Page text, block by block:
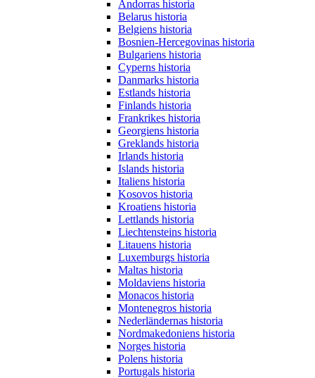
Andorras historia
Belarus historia
Belgiens historia
Bosnien-Hercegovinas historia
Bulgariens historia
Cyperns historia
Danmarks historia
Estlands historia
Finlands historia
Frankrikes historia
Georgiens historia
Greklands historia
Irlands historia
Islands historia
Italiens historia
Kosovos historia
Kroatiens historia
Lettlands historia
Liechtensteins historia
Litauens historia
Luxemburgs historia
Maltas historia
Moldaviens historia
Monacos historia
Montenegros historia
Nederländernas historia
Nordmakedoniens historia
Norges historia
Polens historia
Portugals historia